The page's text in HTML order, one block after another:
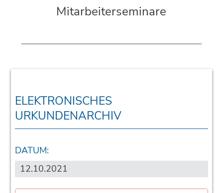
Mitarbeiterseminare
ELEKTRONISCHES
URKUNDENARCHIV
DATUM:
12.10.2021